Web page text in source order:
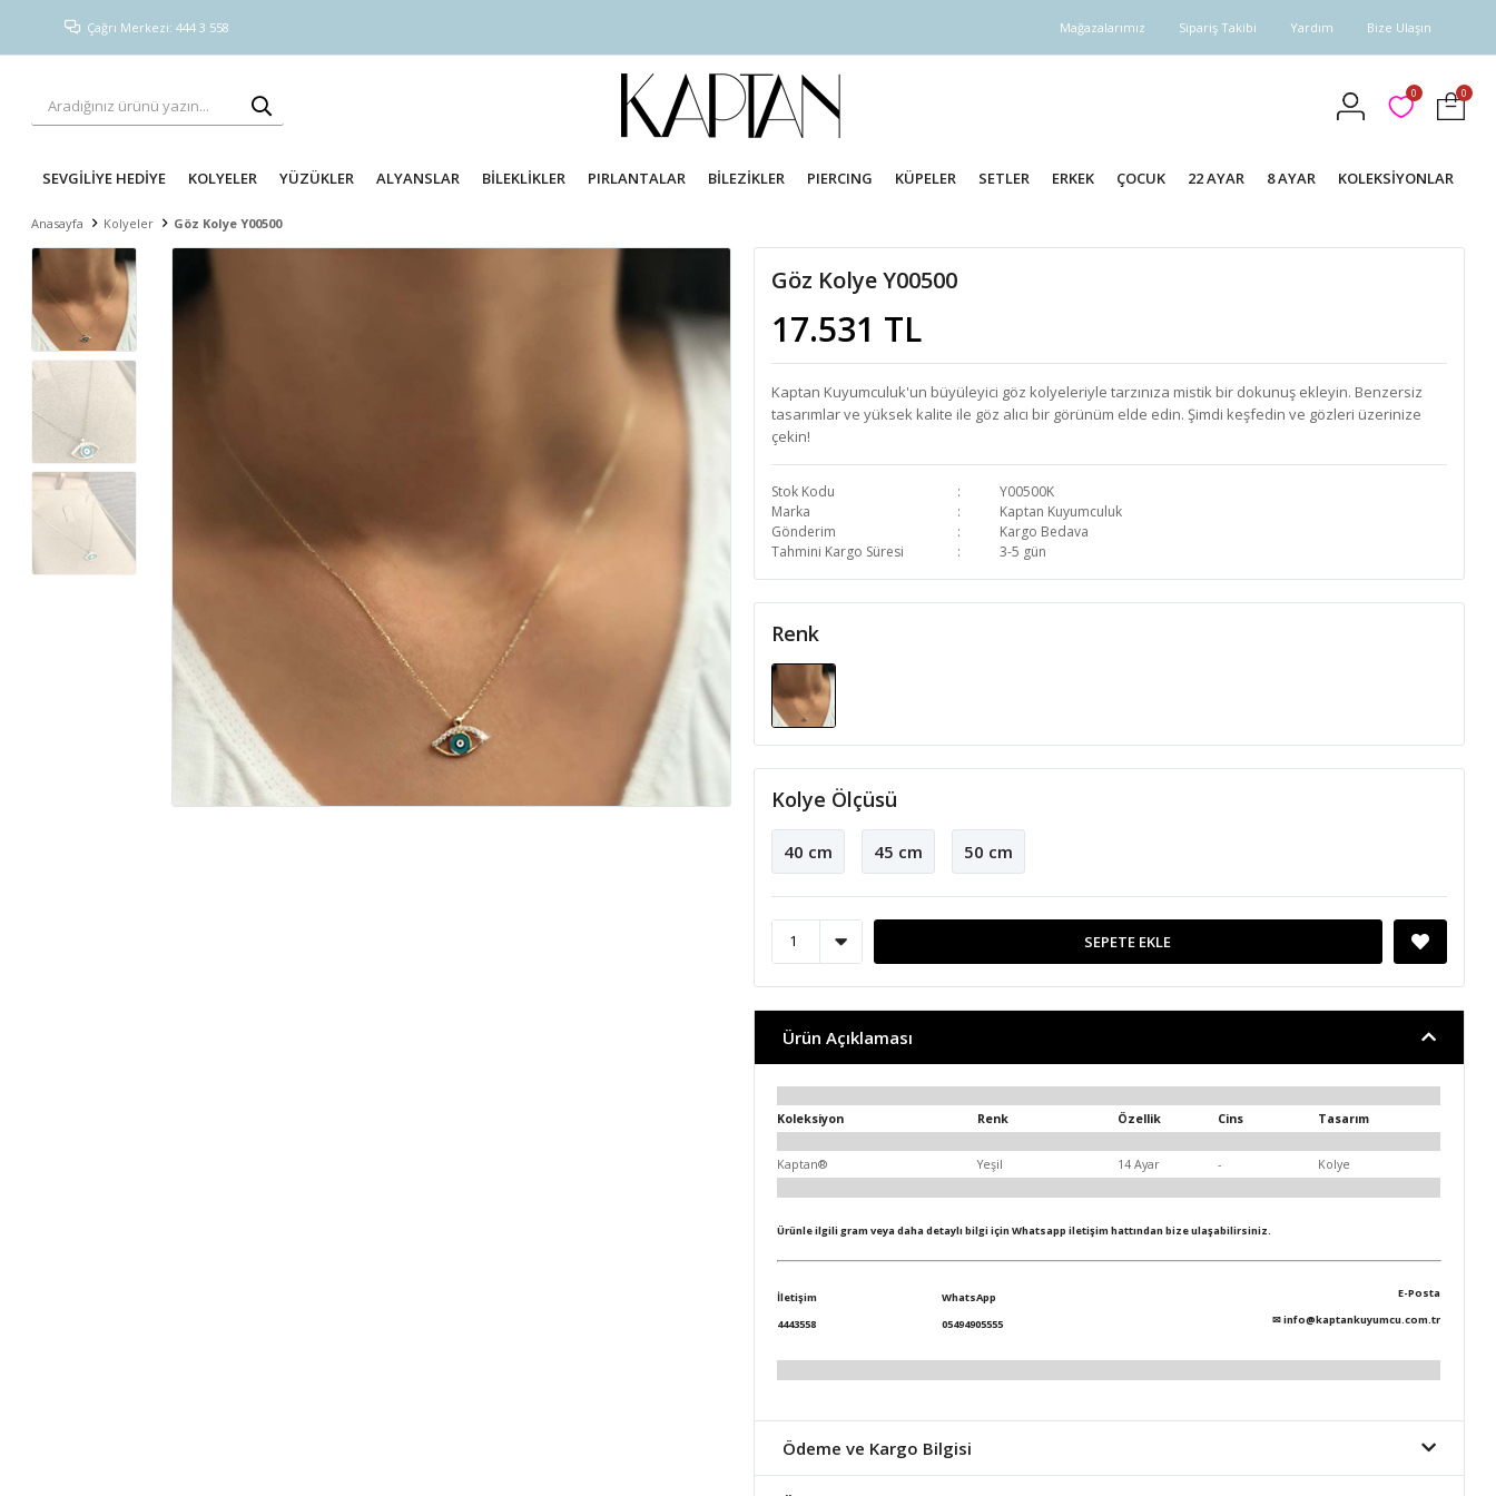
Çağrı Merkezi: 444 3 558 Mağazalarımız Sipariş Takibi Yardım Bize Ulaşın
0 0
SEVGİLİYE HEDİYE KOLYELER YÜZÜKLER ALYANSLAR BİLEKLİKLER PIRLANTALAR BİLEZİKLER PIERCING KÜPELER SETLER ERKEK ÇOCUK 22 AYAR 8 AYAR KOLEKSİYONLAR
Anasayfa Kolyeler Göz Kolye Y00500
Göz Kolye Y00500
17.531 TL
Kaptan Kuyumculuk'un büyüleyici göz kolyeleriyle tarzınıza mistik bir dokunuş ekleyin. Benzersiz
tasarımlar ve yüksek kalite ile göz alıcı bir görünüm elde edin. Şimdi keşfedin ve gözleri üzerinize
çekin!
Stok Kodu
Y00500K
Marka
Kaptan Kuyumculuk
Gönderim
Kargo Bedava
Tahmini Kargo Süresi
3-5 gün
Renk
Kolye Ölçüsü
40 cm 45 cm 50 cm
SEPETE EKLE
Ürün Açıklaması
Koleksiyon Renk Özellik Cins Tasarım
Kaptan® Yeşil 14 Ayar - Kolye
Ürünle ilgili gram veya daha detaylı bilgi için Whatsapp iletişim hattından bize ulaşabilirsiniz.
İletişim
4443558
WhatsApp
05494905555
E-Posta
✉info@kaptankuyumcu.com.tr
Ödeme ve Kargo Bilgisi